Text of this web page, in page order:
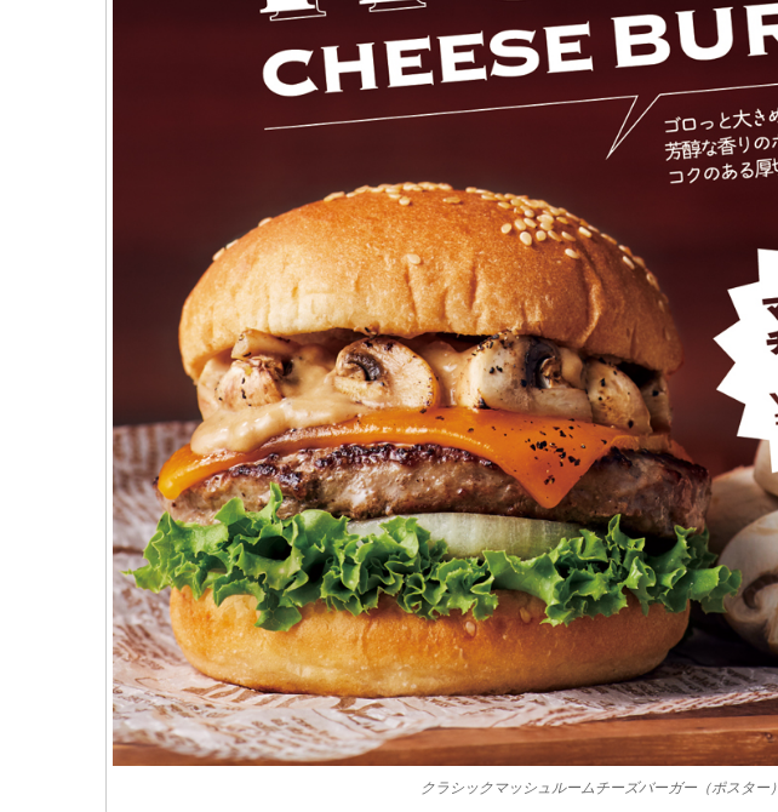
クラシックマッシュルームチーズバーガー（ポスター）